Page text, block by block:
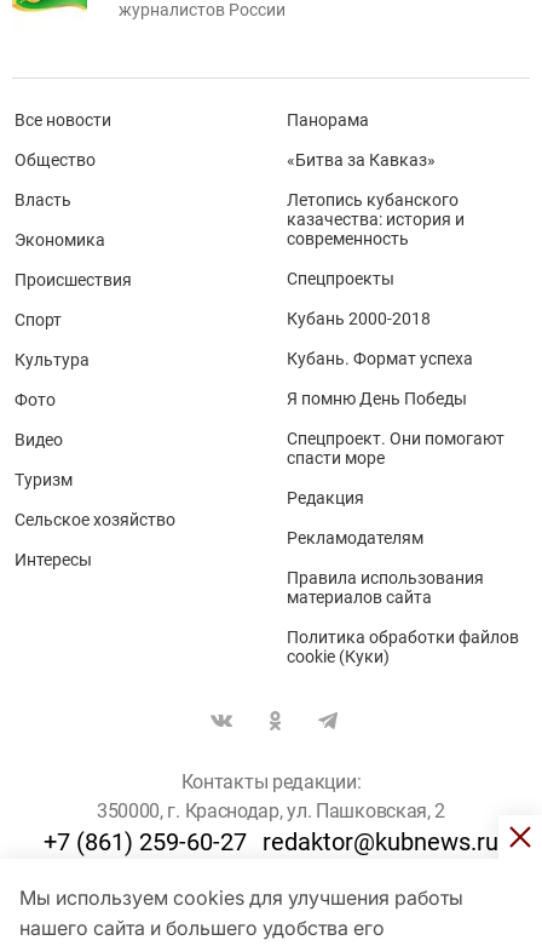
Мы используем cookies для улучшения работы
нашего сайта и большего удобства его
журналистов России
Все новости
Общество
Власть
Экономика
Происшествия
Спорт
Культура
Фото
Видео
Туризм
Сельское хозяйство
Интересы
Панорама
«Битва за Кавказ»
Летопись кубанского
казачества: история и
современность
Спецпроекты
Кубань 2000-2018
Кубань. Формат успеха
Я помню День Победы
Спецпроект. Они помогают
спасти море
Редакция
Рекламодателям
Правила использования
материалов сайта
Политика обработки файлов
cookie (Куки)
Контакты редакции:
350000, г. Краснодар, ул. Пашковская, 2
+7 (861) 259-60-27 redaktor@kubnews.ru
Для пользователей старше 16 лет